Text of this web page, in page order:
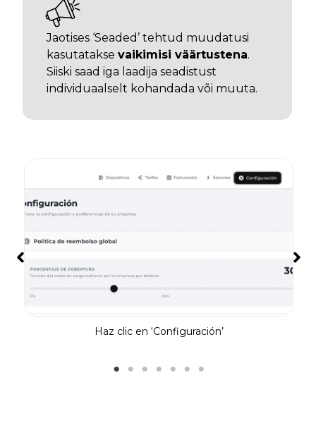
Jaotises ‘Seaded’ tehtud muudatusi
kasutatakse vaikimisi väärtustena.
Siiski saad iga laadija seadistust
individuaalselt kohandada või muuta.
Haz clic en ‘Configuración’